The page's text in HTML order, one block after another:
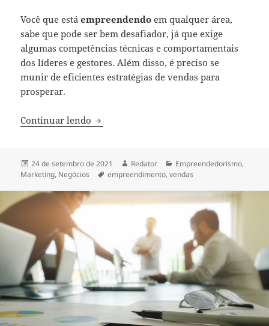
Você que estáempreendendo em qualquer área,
sabe que pode ser bem desafiador, já que exige
algumas competências técnicas e comportamentais
dos líderes e gestores. Além disso, é preciso se
munir de eficientes estratégias de vendas para
prosperar.
Continuar lendo Está empreendendo na área industrial?
Publicado
em
24 de setembro de 2021 Autor
Redator Categorias
Empreendedorismo,
Marketing, Negócios Tags
empreendimento,vendas